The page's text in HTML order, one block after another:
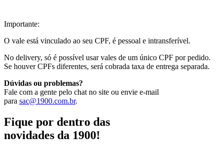
Importante:
O vale está vinculado ao seu CPF, é pessoal e intransferível.
No delivery, só é possível usar vales de um único CPF por pedido.
Se houver CPFs diferentes, será cobrada taxa de entrega separada.
Dúvidas ou problemas?
Fale com a gente pelo chat no site ou envie e-mail
para sac@1900.com.br.
Fique por dentro das
novidades da 1900!